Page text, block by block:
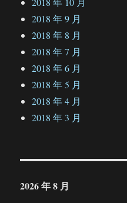
2018 年 9 月
2018 年 8 月
2018 年 7 月
2018 年 6 月
2018 年 5 月
2018 年 4 月
2018 年 3 月
2026 年 8 月